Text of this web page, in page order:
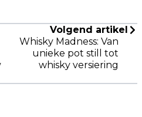
Volgend artikel
Whisky Madness: Van
unieke pot still tot
whisky versiering